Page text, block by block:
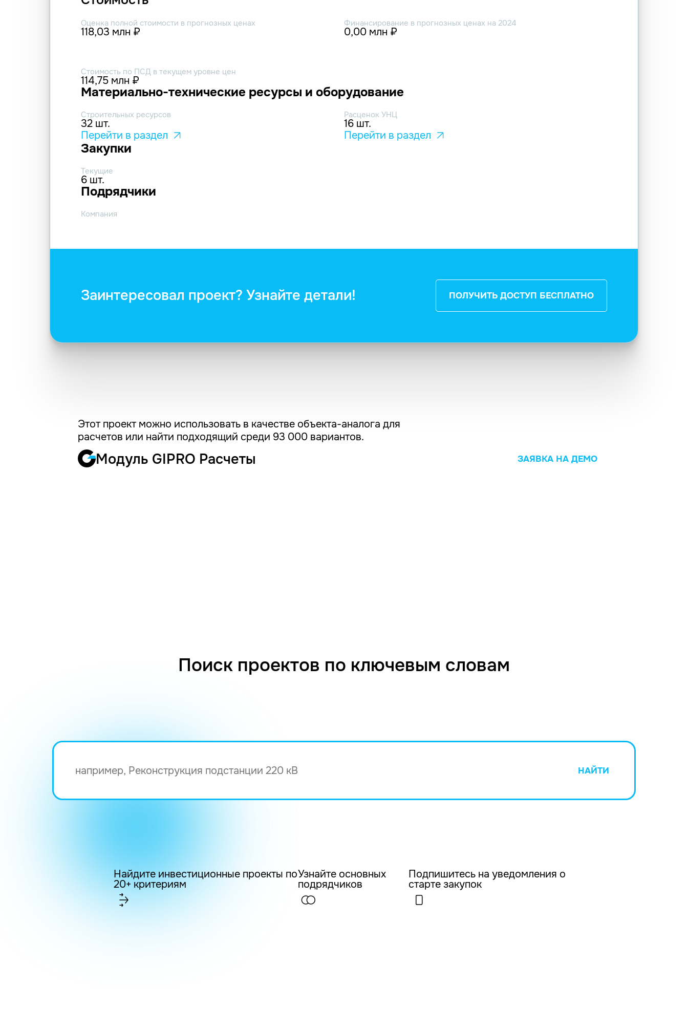
Оценка полной стоимости в прогнозных ценах
118,03 млн ₽
Финансирование в прогнозных ценах на 2024
0,00 млн ₽
Стоимость по ПСД в текущем уровне цен
114,75 млн ₽
Материально-технические ресурсы и оборудование
Строительных ресурсов
32 шт.
Перейти в раздел
Расценок УНЦ
16 шт.
Перейти в раздел
Закупки
Текущие
6 шт.
Подрядчики
Компания
Заинтересовал проект? Узнайте детали! ПОЛУЧИТЬ ДОСТУП БЕСПЛАТНО
Этот проект можно использовать в качестве объекта-аналога для
расчетов или найти подходящий среди 93 000 вариантов.
Модуль GIPRO Расчеты ЗАЯВКА НА ДЕМО
Поиск проектов по ключевым словам
НАЙТИ
Найдите инвестиционные проекты по
20+ критериям
Узнайте основных
подрядчиков
Подпишитесь на уведомления о
старте закупок